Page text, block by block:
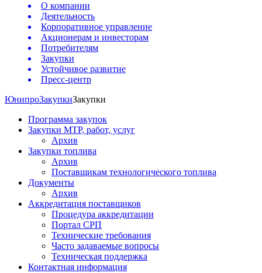
О компании
Деятельность
Корпоративное управление
Акционерам и инвесторам
Потребителям
Закупки
Устойчивое развитие
Пресс-центр
ЮнипроЗакупкиЗакупки
Программа закупок
Закупки МТР, работ, услуг
Архив
Закупки топлива
Архив
Поставщикам технологического топлива
Документы
Архив
Аккредитация поставщиков
Процедура аккредитации
Портал СРП
Технические требования
Часто задаваемые вопросы
Техническая поддержка
Контактная информация